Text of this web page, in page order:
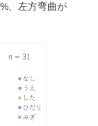
、左方弯曲が